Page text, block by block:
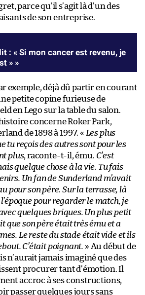
parce qu’il s’agit là d’un des
de son entreprise.
: « Si mon cancer est revenu, je
» »
exemple, déjà dû partir en courant
petite copine furieuse de
en Lego sur la table du salon.
concerne Roker Park,
de 1898 à 1997. « Les plus
tu reçois des autres sont pour les
plus, raconte-t-il, ému. C’est
quelque chose à la vie. Tu fais
Un fan de Sunderland m’avait
pour son père. Sur la terrasse, là
pour regarder le match, je
quelques briques. Un plus petit
que son père était très ému et a
Le reste du stade était vide et ils
C’était poignant. » Au début de
n’aurait jamais imaginé que des
procurer tant d’émotion. Il
accroc à ses constructions,
passer quelques jours sans